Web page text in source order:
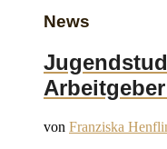
News
von Franziska